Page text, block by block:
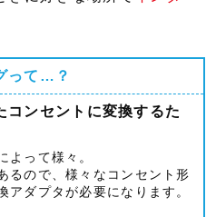
って…？
コンセントに変換するた
よって様々。
るので、様々なコンセント形
ダプタが必要になります。